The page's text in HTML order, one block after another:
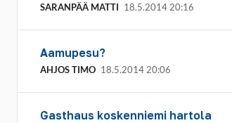
SARANPÄÄ MATTI 18.5.2014 20:16
Aamupesu?
AHJOS TIMO 18.5.2014 20:06
Gasthaus koskenniemi hartola